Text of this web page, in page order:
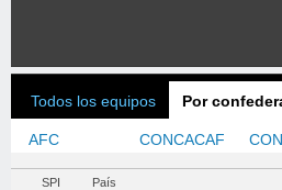
Todos los equipos Por
AFC CONCACAF
SPI País